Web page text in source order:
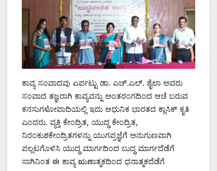
ಕಾವ್ಯ ಸಂವಾದವು ಏರ್ಪಟ್ಟು ಡಾ. ಎಚ್.ಎಲ್. ಶೈಲಾ ಅವರು
ಸಂವಾದ ತಜ್ಞರಾಗಿ ಕಾವ್ಯವನ್ನು ಅಂತರಂಗದಿಂದ ಆಚೆ ಬರುವ
ಕನಸುಗಳೋಪಾದಿಯಲ್ಲಿ ಇದು ಆಧುನಿಕ ಭಾರತದ ಕ್ಲಾಸಿಕ್ ಕೃತಿ
ಎಂದರು. ವ್ಯಕ್ತಿ ಕೇಂದ್ರಿತ, ಯುದ್ಧ ಕೇಂದ್ರಿತ,
ನಿರಂಕುಶಕೇಂದ್ರಿತಗಳನ್ನು ಯುಗಪ್ರಜ್ಞೆಗೆ ಅನುಗುಣವಾಗಿ
ಪಲ್ಲಟಗೊಳಿಸಿ ಯುದ್ಧ ಮಾರ್ಗದಿಂದ ಬುದ್ಧ ಮಾರ್ಗದೆಡೆಗೆ
ಸಾಗಿನಿಂತ ಈ ಕಾವ್ಯ ಋಣಾತ್ಮಕದಿಂದ ಧನಾತ್ಮಕದೆಡೆಗೆ